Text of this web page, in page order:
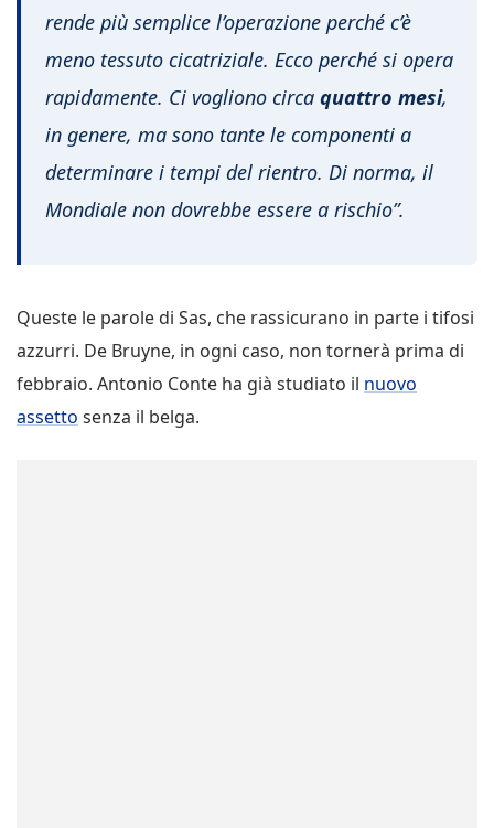
rende più semplice l’operazione perché c’è
meno tessuto cicatriziale. Ecco perché si opera
rapidamente. Ci vogliono circa quattro mesi,
in genere, ma sono tante le componenti a
determinare i tempi del rientro. Di norma, il
Mondiale non dovrebbe essere a rischio”.
Queste le parole di Sas, che rassicurano in parte i tifosi
azzurri. De Bruyne, in ogni caso, non tornerà prima di
febbraio. Antonio Conte ha già studiato il nuovo
assetto senza il belga.